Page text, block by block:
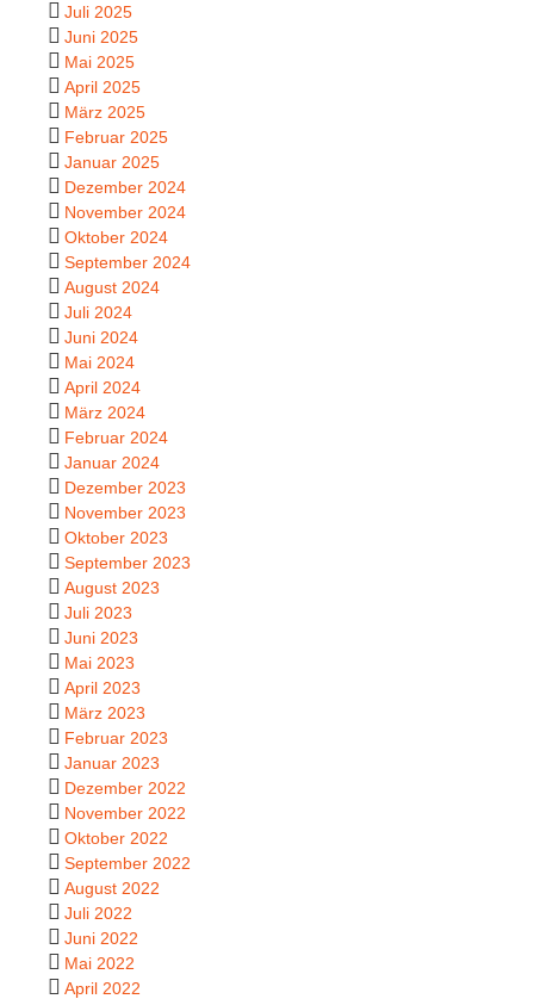
Juli 2025
Juni 2025
Mai 2025
April 2025
März 2025
Februar 2025
Januar 2025
Dezember 2024
November 2024
Oktober 2024
September 2024
August 2024
Juli 2024
Juni 2024
Mai 2024
April 2024
März 2024
Februar 2024
Januar 2024
Dezember 2023
November 2023
Oktober 2023
September 2023
August 2023
Juli 2023
Juni 2023
Mai 2023
April 2023
März 2023
Februar 2023
Januar 2023
Dezember 2022
November 2022
Oktober 2022
September 2022
August 2022
Juli 2022
Juni 2022
Mai 2022
April 2022